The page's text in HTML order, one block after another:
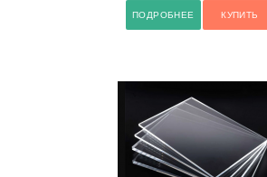
ПОДРОБНЕЕ КУПИТЬ